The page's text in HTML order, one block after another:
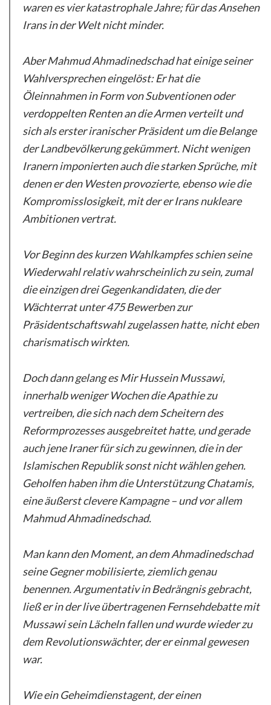
waren es vier katastrophale Jahre; für das Ansehen
Irans in der Welt nicht minder.
Aber Mahmud Ahmadinedschad hat einige seiner
Wahlversprechen eingelöst: Er hat die
Öleinnahmen in Form von Subventionen oder
verdoppelten Renten an die Armen verteilt und
sich als erster iranischer Präsident um die Belange
der Landbevölkerung gekümmert. Nicht wenigen
Iranern imponierten auch die starken Sprüche, mit
denen er den Westen provozierte, ebenso wie die
Kompromisslosigkeit, mit der er Irans nukleare
Ambitionen vertrat.
Vor Beginn des kurzen Wahlkampfes schien seine
Wiederwahl relativ wahrscheinlich zu sein, zumal
die einzigen drei Gegenkandidaten, die der
Wächterrat unter 475 Bewerben zur
Präsidentschaftswahl zugelassen hatte, nicht eben
charismatisch wirkten.
Doch dann gelang es Mir Hussein Mussawi,
innerhalb weniger Wochen die Apathie zu
vertreiben, die sich nach dem Scheitern des
Reformprozesses ausgebreitet hatte, und gerade
auch jene Iraner für sich zu gewinnen, die in der
Islamischen Republik sonst nicht wählen gehen.
Geholfen haben ihm die Unterstützung Chatamis,
eine äußerst clevere Kampagne – und vor allem
Mahmud Ahmadinedschad.
Man kann den Moment, an dem Ahmadinedschad
seine Gegner mobilisierte, ziemlich genau
benennen. Argumentativ in Bedrängnis gebracht,
ließ er in der live übertragenen Fernsehdebatte mit
Mussawi sein Lächeln fallen und wurde wieder zu
dem Revolutionswächter, der er einmal gewesen
war.
Wie ein Geheimdienstagent, der einen